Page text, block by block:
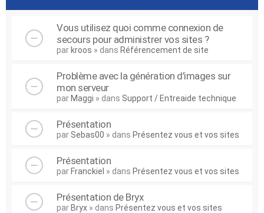
Vous utilisez quoi comme connexion de
secours pour administrer vos sites ?
par kroos » dans Référencement de site
Problème avec la génération d’images sur
mon serveur
par Maggi » dans Support / Entreaide technique
Présentation
par Sebas00 » dans Présentez vous et vos sites
Présentation
par Franckiel » dans Présentez vous et vos sites
Présentation de Bryx
par Bryx » dans Présentez vous et vos sites